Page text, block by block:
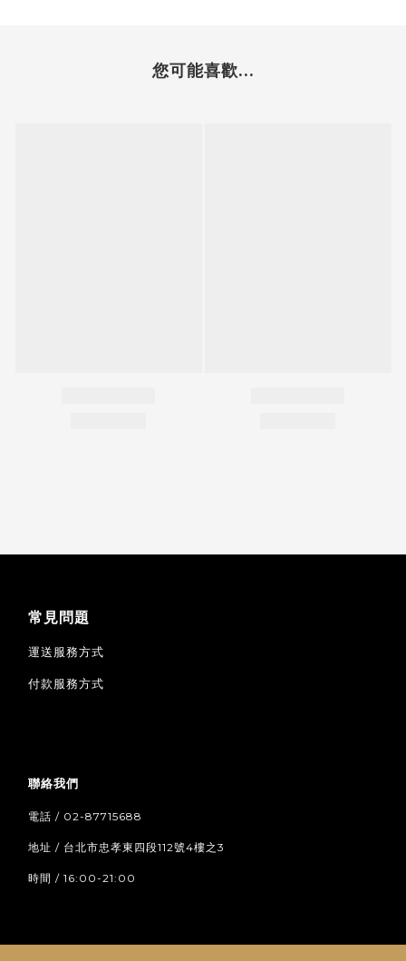
您可能喜歡...
常見問題
運送服務方式
付款服務方式
聯絡我們
電話 / 02-87715688
地址 / 台北市忠孝東四段112號4樓之3
時間 / 16:00-21:00